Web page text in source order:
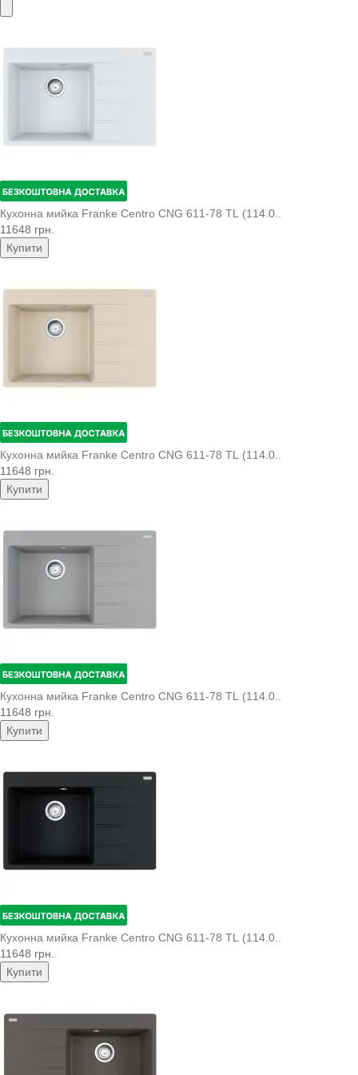
Кухонна мийка Franke Centro CNG 611-78 TL (114.0..
11648 грн.
Купити
Кухонна мийка Franke Centro CNG 611-78 TL (114.0..
11648 грн.
Купити
Кухонна мийка Franke Centro CNG 611-78 TL (114.0..
11648 грн.
Купити
Кухонна мийка Franke Centro CNG 611-78 TL (114.0..
11648 грн.
Купити